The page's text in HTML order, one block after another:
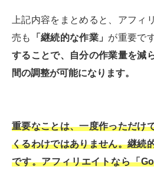
上記内容をまとめると、アフィ
売も
「継続的な作業」 が重要で
することで、自分の作業量を減
間の調整が可能になります。
重要なことは、一度作っただけ
くるわけではありません。継続
です。アフィリエイトなら「